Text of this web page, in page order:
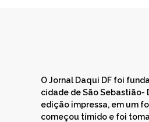
O Jornal Daqui DF foi
cidade de São Sebastião-
edição impressa, em um
começou tímido e foi